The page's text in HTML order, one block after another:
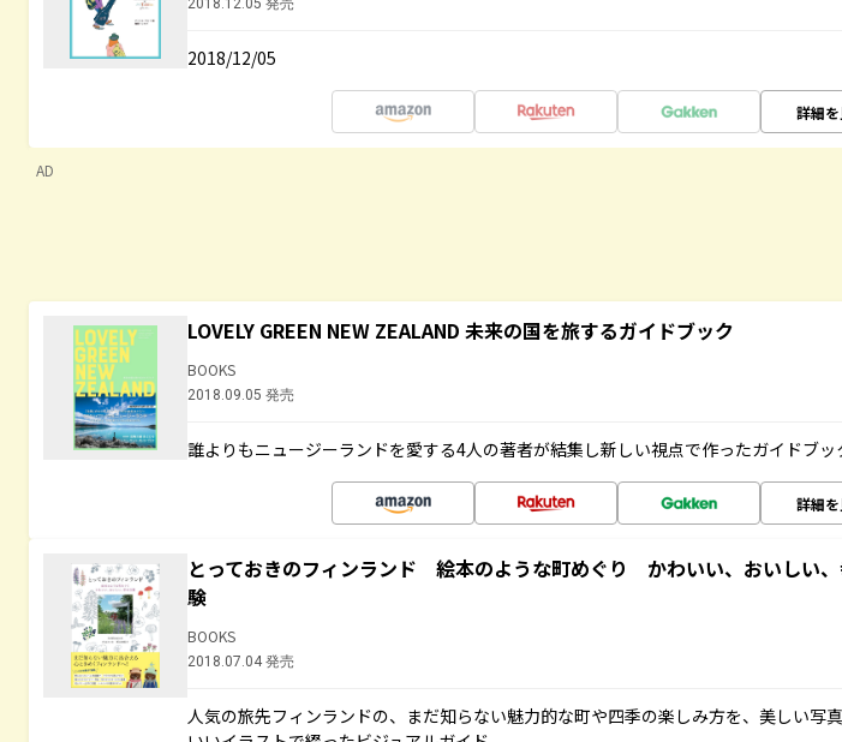
2018.12.05 発売
2018/12/05
詳細
AD
LOVELY GREEN NEW ZEALAND 未来の国を旅するガイドブック
BOOKS
2018.09.05 発売
誰よりもニュージーランドを愛する4人の著者が結集し新しい視点で作ったガイドブッ
詳細
とっておきのフィンランド 絵本のような町めぐり かわいい、おいしい
験
BOOKS
2018.07.04 発売
人気の旅先フィンランドの、まだ知らない魅力的な町や四季の楽しみ方を、美しい写